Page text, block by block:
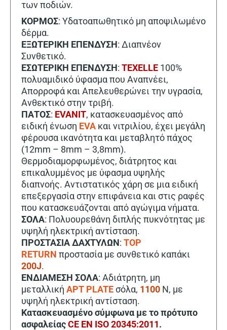
των ποδιών.
ΚΟΡΜΟΣ: Υδατοαπωθητικό μη αποψιλωμένο
δέρμα.
ΕΞΩΤΕΡΙΚΗ ΕΠΕΝΔΥΣΗ: Διαπνέον
Συνθετικό.
ΕΣΩΤΕΡΙΚΗ ΕΠΕΝΔΥΣΗ: TEXELLE 100%
πολυαμιδικό ύφασμα που Αναπνέει,
Απορροφά και Απελευθερώνει την υγρασία,
Ανθεκτικό στην τριβή.
ΠΑΤΟΣ: EVANIT, κατασκευασμένος από
ειδική ένωση EVA και νιτριλίου, έχει μεγάλη
φέρουσα ικανότητα και μεταβλητό πάχος
(12mm – 8mm – 3,8mm).
Θερμοδιαμορφωμένος, διάτρητος και
επικαλυμμένος με ύφασμα υψηλής
διαπνοής. Αντιστατικός χάρη σε μια ειδική
επεξεργασία στην επιφάνεια και στις ραφές
που κατασκευάζονται από αγώγιμα νήματα.
ΣΟΛΑ: Πολυουρεθάνη διπλής πυκνότητας με
υψηλή ηλεκτρική αντίσταση.
ΠΡΟΣΤΑΣΙΑ ΔΑΧΤΥΛΩΝ: TOP
RETURN προστασία με συνθετικό καπάκι
200J.
ΕΝΔΙΑΜΕΣΗ ΣΟΛΑ: Αδιάτρητη, μη
μεταλλική APT PLATEσόλα, 1100 Ν, με
υψηλή ηλεκτρική αντίσταση.
Κατασκευασμένο σύμφωνα με το πρότυπο
ασφαλείαςCE EN ISO 20345:2011.